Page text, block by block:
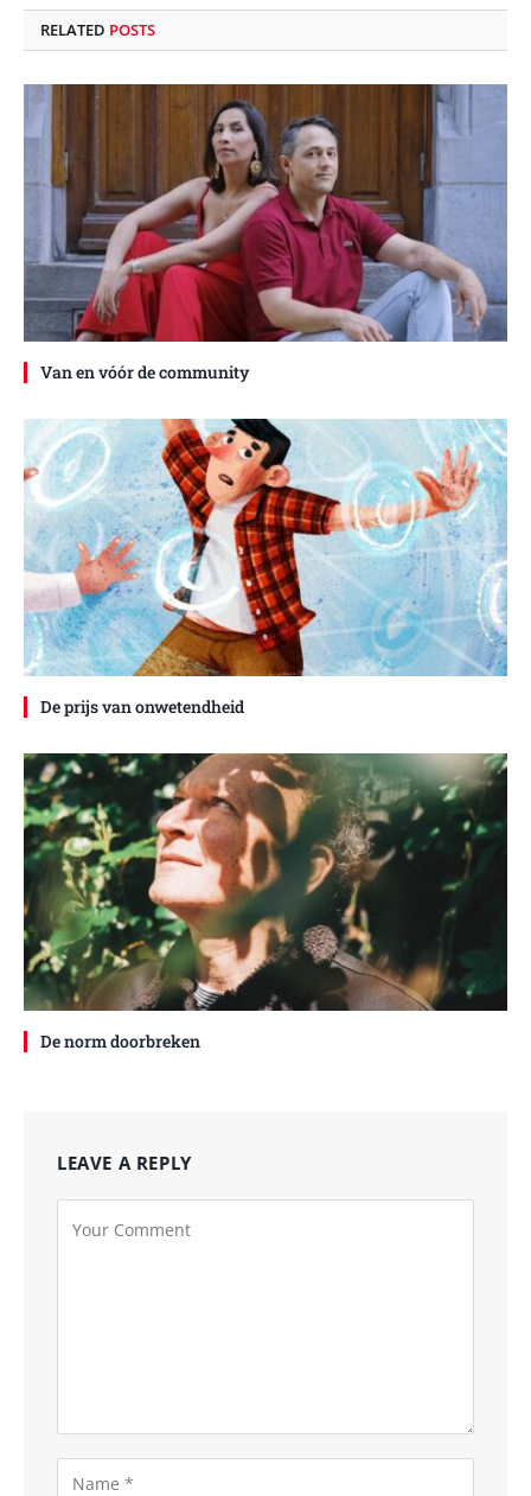
RELATED POSTS
Van en vóór de community
De prijs van onwetendheid
De norm doorbreken
LEAVE A REPLY